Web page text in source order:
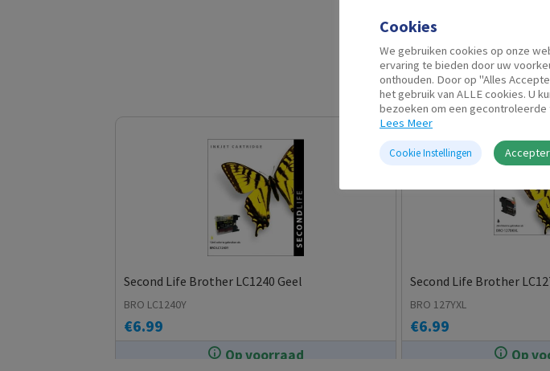
Op voorraad
Second Life Brother LC1240 Geel
€6.99
BRO LC1240Y
Op
Second Life Brother
€6.99
BRO 127YXL
Cookies
We gebruiken cookies op onze
ervaring te bieden door uw
onthouden. Door op "Alles
het gebruik van ALLE cookies. U
bezoeken om een
Lees Meer
Cookie Instellingen